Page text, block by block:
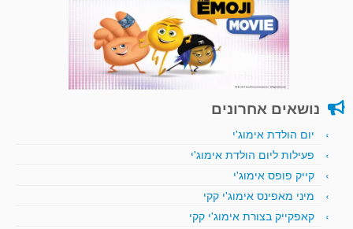
נושאים אחרונים
יום הולדת אימוג'י
פעילות ליום הולדת אימוג'י
קייק פופס אימוג'י
מיני מאפינס אימוג'י קקי
קאפקייק בצורת אימוג'י קקי